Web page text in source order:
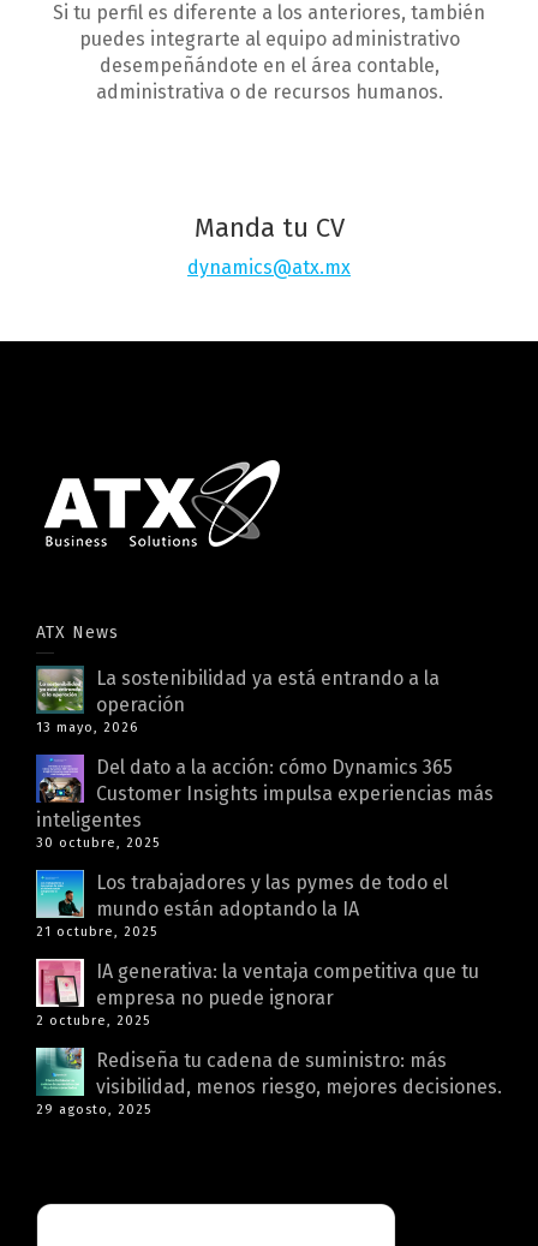
Si tu perfil es diferente a los anteriores, también
puedes integrarte al equipo administrativo
desempeñándote en el área contable,
administrativa o de recursos humanos.
Manda tu CV
dynamics@atx.mx
ATX News
La sostenibilidad ya está entrando a la
operación
13 mayo, 2026
Del dato a la acción: cómo Dynamics 365
Customer Insights impulsa experiencias más
inteligentes
30 octubre, 2025
Los trabajadores y las pymes de todo el
mundo están adoptando la IA
21 octubre, 2025
IA generativa: la ventaja competitiva que tu
empresa no puede ignorar
2 octubre, 2025
Rediseña tu cadena de suministro: más
visibilidad, menos riesgo, mejores decisiones.
29 agosto, 2025